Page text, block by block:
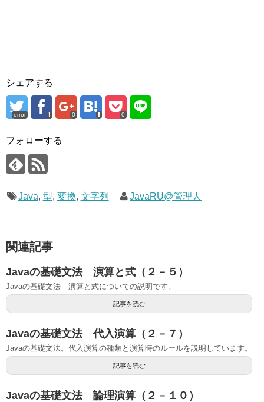
シェアする
error 0 0
フォローする
Java, 型, 変換, 文字列 JavaRU@管理人
関連記事
Javaの基礎文法 演算と式（２－５）
Javaの基礎文法 演算と式についての説明です。
記事を読む
Javaの基礎文法 代入演算（２－７）
Javaの基礎文法。代入演算の種類と演算時のルールを説明しています。
記事を読む
Javaの基礎文法 論理演算（２－１０）